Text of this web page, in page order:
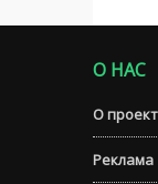
О НАС
О
Реклама